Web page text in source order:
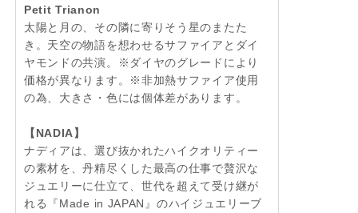
Petit Trianon
太陽と月の、その隣に寄りそう星のまたた
き。天空の物語を想わせるサファイアとダイ
ヤモンドの共演。※ダイヤのグレードにより
価格が異なります。※非加熱サファイア使用
の為、大きさ・色には個体差があります。
【NADIA】
ナディアは、選び抜かれたハイクオリティー
の素材を、丹精尽くした最高の仕事で贅沢な
ジュエリーに仕立て、世代を超えて受け継が
れる『Made in JAPAN』のハイジュエリーブ